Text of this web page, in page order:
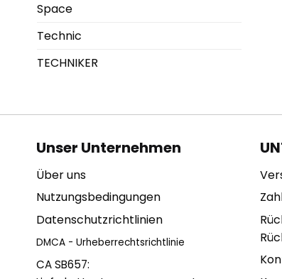
Space
Technic
TECHNIKER
Unser Unternehmen
Über uns
Nutzungsbedingungen
Datenschutzrichtlinien
DMCA - Urheberrechtsrichtlinie
CA SB657: